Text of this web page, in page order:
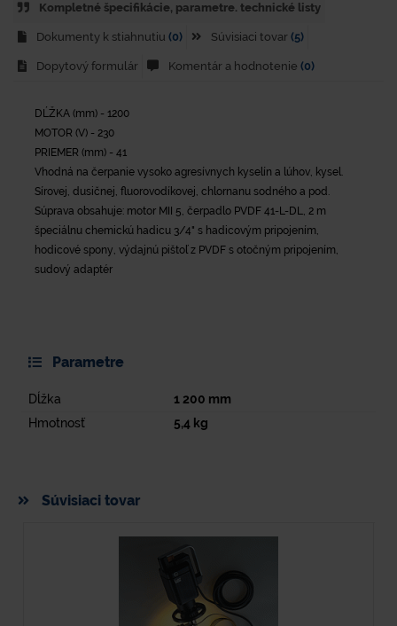
Kompletné špecifikácie, parametre. technické listy
Dokumenty k stiahnutiu (0) Súvisiaci tovar (5)
Dopytový formulár Komentár a hodnotenie (0)
DĹŽKA (mm) - 1200
MOTOR (V) - 230
PRIEMER (mm) - 41
Vhodná na čerpanie vysoko agresívnych kyselín a lúhov, kysel.
Sírovej, dusičnej, fluorovodíkovej, chlornanu sodného a pod.
Súprava obsahuje: motor MII 5, čerpadlo PVDF 41-L-DL, 2 m
špeciálnu chemickú hadicu 3/4" s hadicovým pripojením,
hodicové spony, výdajnú pištoľ z PVDF s otočným pripojením,
sudový adaptér
Parametre
Dĺžka 1 200 mm
Hmotnosť
5,4kg
Súvisiaci tovar